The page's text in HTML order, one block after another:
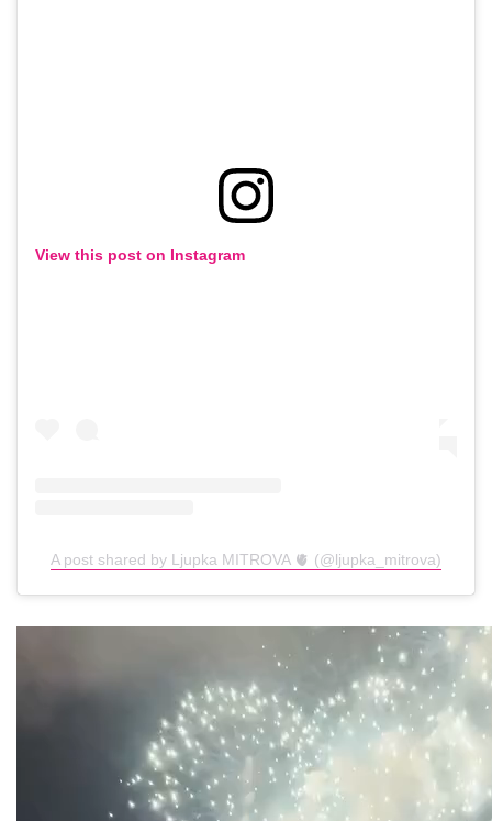
View this post on Instagram
A post shared by Ljupka MITROVA 🫀 (@ljupka_mitrova)